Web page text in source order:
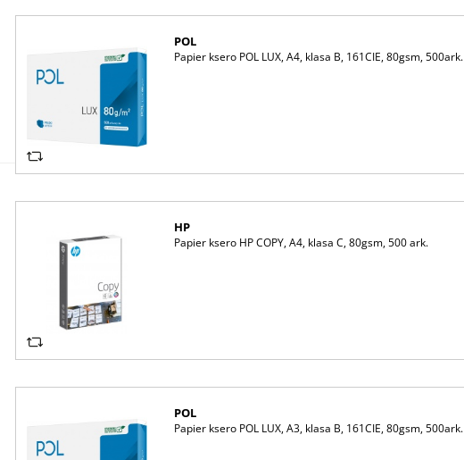
POL
Papier ksero POL LUX, A4, klasa B, 161CIE, 80gsm, 500ark.
HP
Papier ksero HP COPY, A4, klasa C, 80gsm, 500 ark.
POL
Papier ksero POL LUX, A3, klasa B, 161CIE, 80gsm, 500ark.